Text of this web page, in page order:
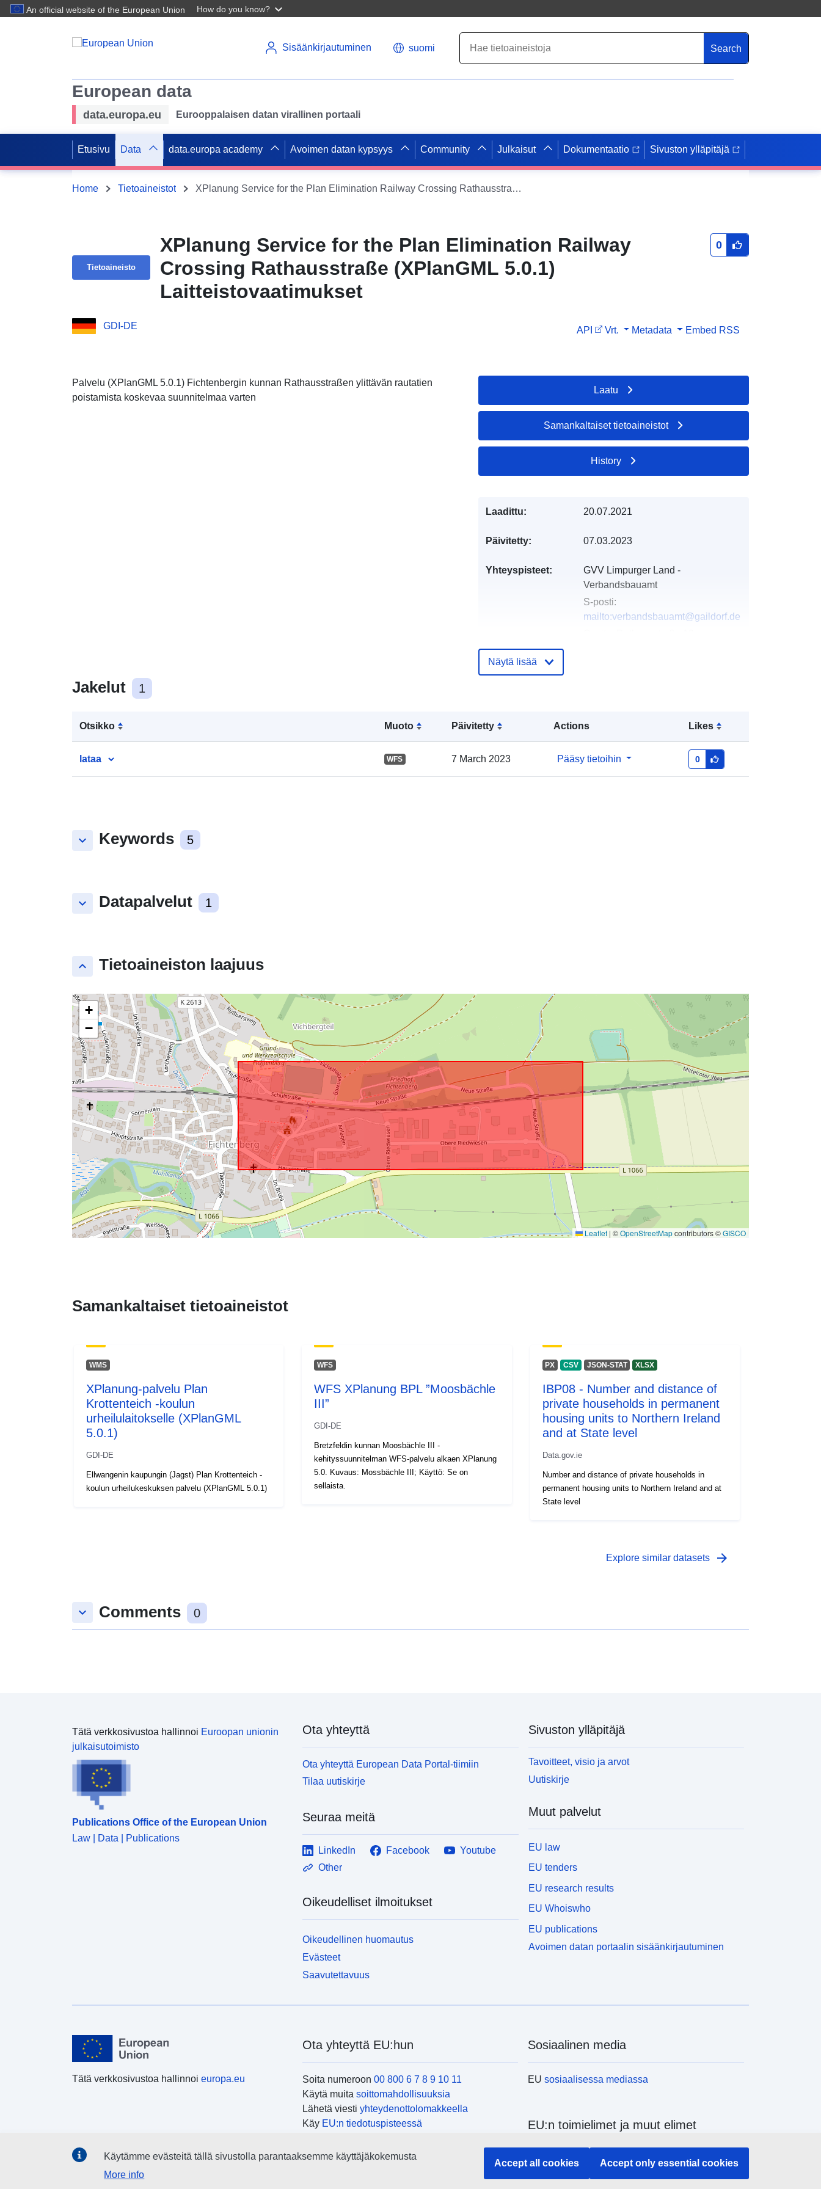
An official website of the European Union How do you know?
Sisäänkirjautuminen suomi Search
European data
data.europa.eu Eurooppalaisen datan virallinen portaali
Etusivu Data data.europa academy Avoimen datan kypsyys Community Julkaisut Dokumentaatio Sivuston ylläpitäjä
Home Tietoaineistot XPlanung Service for the Plan Elimination Railway Crossing Rathausstraße (XPlanGML 5.0.1) Laitteistovaatimukset
Tietoaineisto
XPlanung Service for the Plan Elimination Railway
Crossing Rathausstraße (XPlanGML 5.0.1)
Laitteistovaatimukset
0
GDI-DE API Vrt. Metadata Embed RSS
Palvelu (XPlanGML 5.0.1) Fichtenbergin kunnan Rathausstraßen ylittävän rautatien
poistamista koskevaa suunnitelmaa varten
Jakelut 1
Otsikko Muoto Päivitetty Actions Likes
lataa WFS 7 March 2023 Pääsy tietoihin 0
keyboard_arrow_down Keywords 5
keyboard_arrow_down Datapalvelut 1
keyboard_arrow_up Tietoaineiston laajuus
+
−
Leaflet | ©OpenStreetMapcontributors ©GISCO
Laatu
Samankaltaiset tietoaineistot
History
Laadittu: 20.07.2021
Päivitetty: 07.03.2023
Yhteyspisteet:
GVV Limpurger Land -
Verbandsbauamt
S-posti:
mailto:verbandsbauamt@gaildorf.de
koskeva rekisteri:
February 2026
Päivitetty data.europa.eu: 04 August
2026
Näytä lisää
Samankaltaiset tietoaineistot
WMS
XPlanung-palvelu Plan
Krottenteich -koulun
urheilulaitokselle (XPlanGML
5.0.1)
GDI-DE
Ellwangenin kaupungin (Jagst) Plan Krottenteich -
koulun urheilukeskuksen palvelu (XPlanGML 5.0.1)
WFS
WFS XPlanung BPL ”Moosbächle
III”
GDI-DE
Bretzfeldin kunnan Moosbächle III -
kehityssuunnitelman WFS-palvelu alkaen XPlanung
5.0. Kuvaus: Mossbächle III; Käyttö: Se on
sellaista.
PX CSV JSON-STAT XLSX
IBP08 - Number and distance of
private households in permanent
housing units to Northern Ireland
and at State level
Data.gov.ie
Number and distance of private households in
permanent housing units to Northern Ireland and at
State level
Explore similar datasets arrow_forward
keyboard_arrow_down Comments 0
Tätä verkkosivustoa hallinnoi Euroopan unionin
julkaisutoimisto
Publications Office of the European Union
Law | Data | Publications
Ota yhteyttä
Ota yhteyttä European Data Portal-tiimiin
Tilaa uutiskirje
Seuraa meitä
LinkedIn Facebook
Youtube
Other
Oikeudelliset ilmoitukset
Oikeudellinen huomautus
Evästeet
Saavutettavuus
Sivuston ylläpitäjä
Tavoitteet, visio ja arvot
Uutiskirje
Muut palvelut
EU law
EU tenders
EU research results
EU Whoiswho
EU publications
Avoimen datan portaalin sisäänkirjautuminen
Tätä verkkosivustoa hallinnoi europa.eu
Ota yhteyttä EU:hun
Soita numeroon 00 800 6 7 8 9 10 11
Käytä muita soittomahdollisuuksia
Lähetä viesti yhteydenottolomakkeella
Käy EU:n tiedotuspisteessä
Sosiaalinen media
EUsosiaalisessa mediassa
EU:n toimielimet ja muut elimet
Haku EU:n toimielimistä ja elimistä
Käytämme evästeitä tällä sivustolla parantaaksemme käyttäjäkokemusta
More info
Accept all cookies Accept only essential cookies